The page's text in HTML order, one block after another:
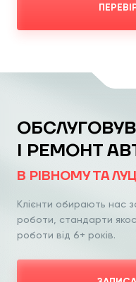
І РЕМОНТ
В РІВНОМУ ТА
Клієнти обирають нас
роботи, стандарти
роботи від 6+ років.